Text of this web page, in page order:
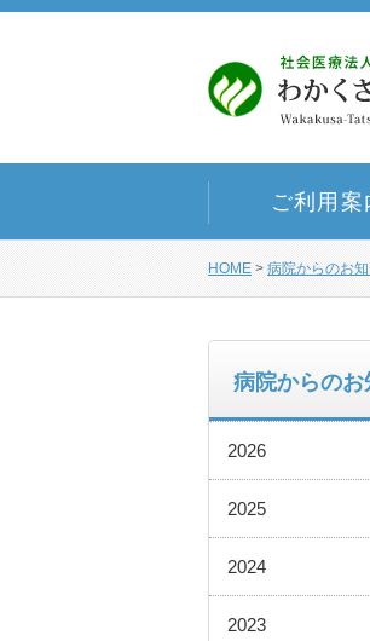
ご利用案
HOME > 病院からのお
病院からのお
2026
2025
2024
2023